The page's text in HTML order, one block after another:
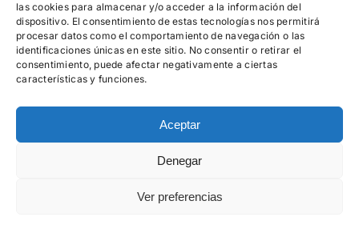
las cookies para almacenar y/o acceder a la información del
dispositivo. El consentimiento de estas tecnologías nos permitirá
procesar datos como el comportamiento de navegación o las
identificaciones únicas en este sitio. No consentir o retirar el
consentimiento, puede afectar negativamente a ciertas
características y funciones.
Aceptar
Denegar
Ver preferencias
Con el apoyo de:
Esta actividad ha sido financiada por el Ministerio para la